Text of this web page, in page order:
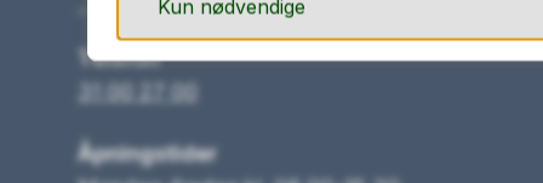
Telefon
31 00 27 00
Åpningstider
Kun nødvendige